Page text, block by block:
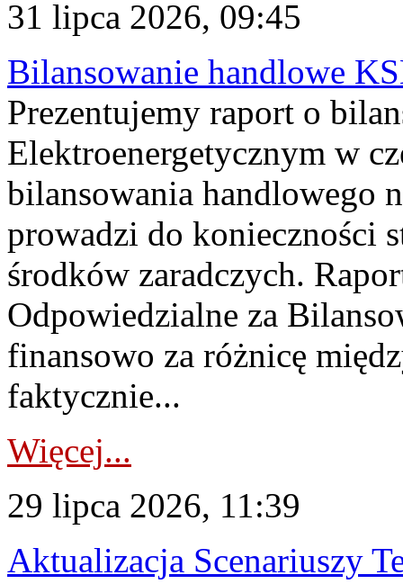
31 lipca 2026, 09:45
Bilansowanie handlowe
Prezentujemy raport o
Elektroenergetycznym w
bilansowania handlowego
prowadzi do konieczności
środków zaradczych.
Odpowiedzialne za
finansowo za różnicę
faktycznie...
Więcej...
29 lipca 2026, 11:39
Aktualizacja Scenariuszy